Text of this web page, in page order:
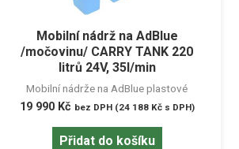
Mobilní nádrž na AdBlue
/močovinu/ CARRY TANK 220
litrů 24V, 35l/min
Mobilní nádrže na AdBlue plastové
19 990 Kč bez DPH (24 188 Kčs DPH)
Přidat do košíku